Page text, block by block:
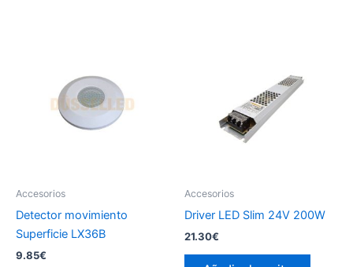
Accesorios
Detector movimiento
Superficie LX36B
9.85€
Accesorios
Driver LED Slim 24V 200W
21.30€